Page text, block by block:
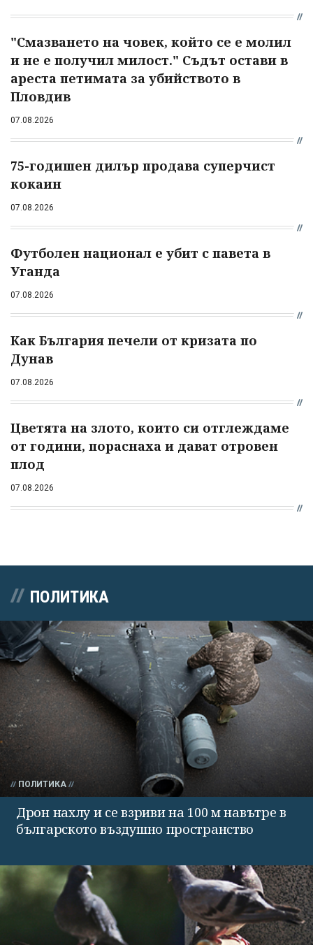
"Смазването на човек, който се е молил
и не е получил милост." Съдът остави в
ареста петимата за убийството в
Пловдив
07.08.2026
75-годишен дилър продава суперчист
кокаин
07.08.2026
Футболен национал е убит с павета в
Уганда
07.08.2026
Как България печели от кризата по
Дунав
07.08.2026
Цветята на злото, които си отглеждаме
от години, пораснаха и дават отровен
плод
07.08.2026
ПОЛИТИКА
ПОЛИТИКА
Дрон нахлу и се взриви на 100 м навътре в
българското въздушно пространство